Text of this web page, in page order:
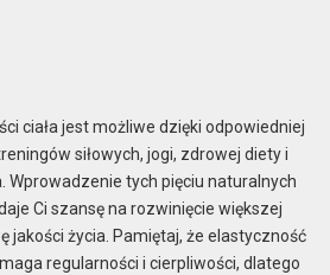
ciała jest możliwe dzięki odpowiedniej
siłowych, jogi, zdrowej diety i
Wprowadzenie tych pięciu naturalnych
Ci szansę na rozwinięcie większej
jakości życia. Pamiętaj, że elastyczność
regularności i cierpliwości, dlatego